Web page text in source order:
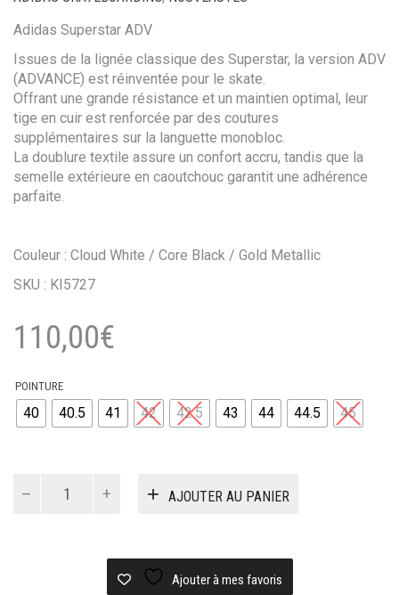
Adidas Superstar ADV
Issues de la lignée classique des Superstar, la version ADV
(ADVANCE) est réinventée pour le skate.
Offrant une grande résistance et un maintien optimal, leur
tige en cuir est renforcée par des coutures
supplémentaires sur la languette monobloc.
La doublure textile assure un confort accru, tandis que la
semelle extérieure en caoutchouc garantit une adhérence
parfaite.
Couleur : Cloud White / Core Black / Gold Metallic
SKU : KI5727
110,00€
POINTURE
40 40.5 41 42 42.5 43 44 44.5 45
AJOUTER AU PANIER
Ajouter à mes favoris